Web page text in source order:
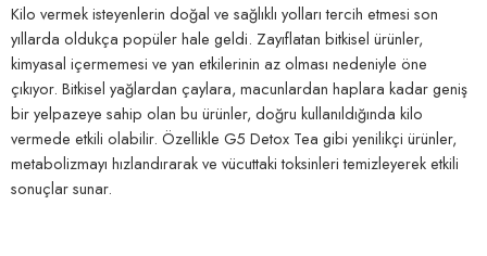
Kilo vermek isteyenlerin doğal ve sağlıklı yolları tercih etmesi son
yıllarda oldukça popüler hale geldi. Zayıflatan bitkisel ürünler,
kimyasal içermemesi ve yan etkilerinin az olması nedeniyle öne
çıkıyor. Bitkisel yağlardan çaylara, macunlardan haplara kadar geniş
bir yelpazeye sahip olan bu ürünler, doğru kullanıldığında kilo
vermede etkili olabilir. Özellikle G5 Detox Tea gibi yenilikçi ürünler,
metabolizmayı hızlandırarak ve vücuttaki toksinleri temizleyerek etkili
sonuçlar sunar.